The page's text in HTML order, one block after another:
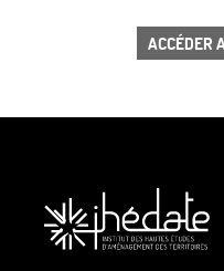
ACCÉDER